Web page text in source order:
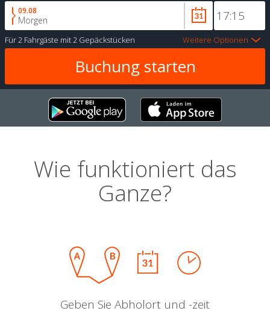
09.08
Morgen
Für2 Fahrgäste mit2 Gepäckstücken Weitere Optionen
Wie funktioniert das
Ganze?
Geben Sie Abholort und -zeit